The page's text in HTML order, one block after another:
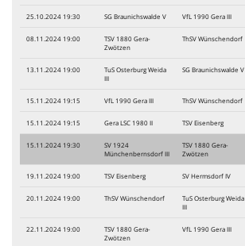
25.10.2024 19:30 SG Braunichswalde V VfL 1990 Gera III
08.11.2024 19:00
TSV 1880 Gera-
Zwötzen
ThSV Wünschendorf
13.11.2024 19:00
TuS Osterburg Weida
III
SG Braunichswalde V
15.11.2024 19:15 VfL 1990 Gera III ThSV Wünschendorf
15.11.2024 19:15 Gera LSC 1980 II TSV Eisenberg
15.11.2024 19:30
SV 1924
Münchenbernsdorf III
TSV 1880 Gera-
Zwötzen
19.11.2024 19:00 TSV Eisenberg SV Hermsdorf IV
20.11.2024 19:00 ThSV Wünschendorf
TuS Osterburg Weida
III
22.11.2024 19:00
TSV 1880 Gera-
Zwötzen
VfL 1990 Gera III